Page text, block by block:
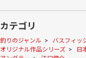
カテゴリ
釣りのジャンル > バスフィッ
オリジナル作品シリーズ >
日